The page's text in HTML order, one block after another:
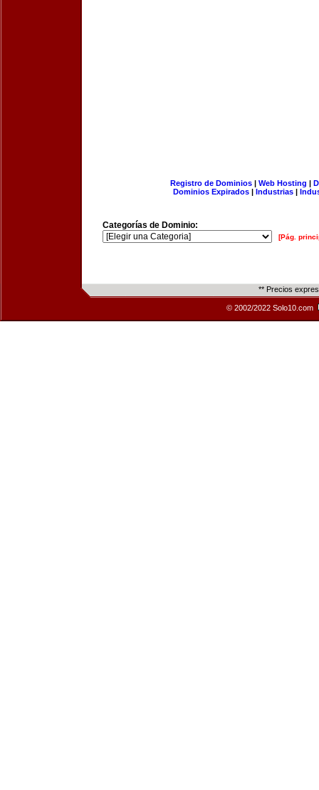
Registro de Dominios| Web Hosting |
Dominios Expirados | Industrias |
Categorías de Dominio:
[Pág.
** Precios
© 2002/2022 Solo10.com